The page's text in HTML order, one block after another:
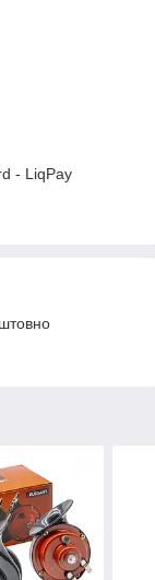
- LiqPay